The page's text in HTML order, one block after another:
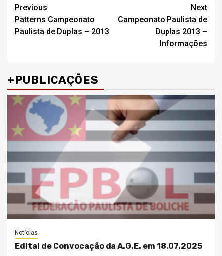
Post
navigation
Previous
Patterns Campeonato
Paulista de Duplas – 2013
Next
Campeonato Paulista de
Duplas 2013 –
Informações
+PUBLICAÇÕES
Notícias
Edital de Convocação da A.G.E. em 18.07.2025